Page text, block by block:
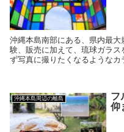
沖縄本島南部にある、県内最
験、販売に加えて、琉球ガラ
ず写真に撮りたくなるようなカ
沖縄本島周辺の離島
フ
仰